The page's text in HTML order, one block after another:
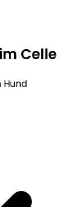
Celle
Hund